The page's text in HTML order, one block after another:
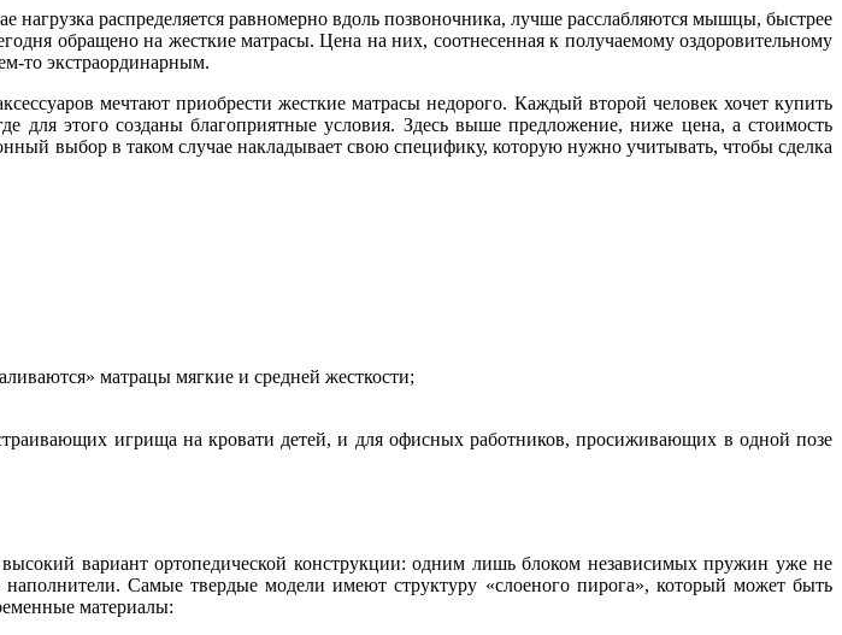
распределяется равномерно вдоль позвоночника, лучше расслабляются мышцы, быстрее
обращено на жесткие матрасы. Цена на них, соотнесенная к получаемому оздоровительному
то экстраординарным.
мечтают приобрести жесткие матрасы недорого. Каждый второй человек хочет купить
для этого созданы благоприятные условия. Здесь выше предложение, ниже цена, а стоимость
выбор в таком случае накладывает свою специфику, которую нужно учитывать, чтобы сделка
матрацы мягкие и средней жесткости;
игрища на кровати детей, и для офисных работников, просиживающих в одной позе
вариант ортопедической конструкции: одним лишь блоком независимых пружин уже не
Самые твердые модели имеют структуру «слоеного пирога», который может быть
материалы: